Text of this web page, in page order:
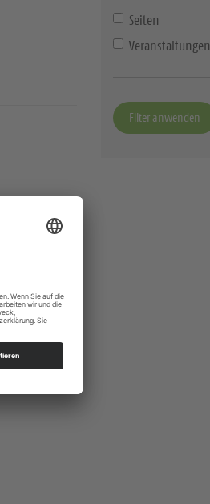
Seiten
Veranstaltungen